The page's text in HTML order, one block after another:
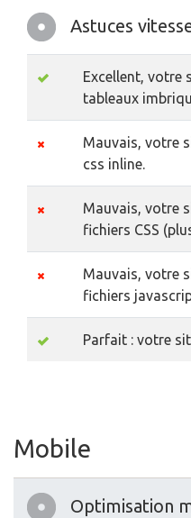
Astuces
Excellent, votre
tableaux
Mauvais, votre
css inline.
Mauvais, votre
fichiers CSS
Mauvais, votre
fichiers
Parfait : votre
Mobile
Optimisation